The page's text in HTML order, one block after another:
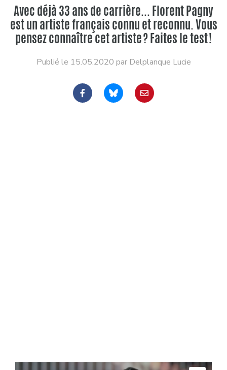
Avec déjà 33 ans de carrière... Florent Pagny
est un artiste français connu et reconnu. Vous
pensez connaître cet artiste ? Faites le test !
Publié le 15.05.2020 par Delplanque Lucie